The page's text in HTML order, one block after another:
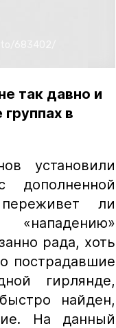
683402/
так давно и
в
установили
дополненной
ли
«нападению»
рада, хоть
пострадавшие
гирлянде,
найден,
На данный